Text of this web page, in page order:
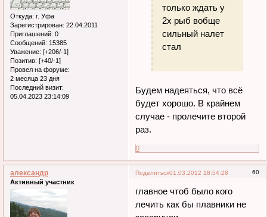
Откуда: г. Уфа
Зарегистрирован: 22.04.2011
Приглашений: 0
Сообщений: 15385
Уважение: [+206/-1]
Позитив: [+40/-1]
Провел на форуме:
2 месяца 23 дня
Последний визит:
05.04.2023 23:14:09
только ждать у
2х рыб вобще
сильный налет
стал
Будем надеяться, что всё
будет хорошо. В крайнем
случае - пролечите второй
раз.
0
Поделиться 60
01.03.2012 18:54:28
александр
Активный участник
главное чтоб было кого
лечить как бы плавники не